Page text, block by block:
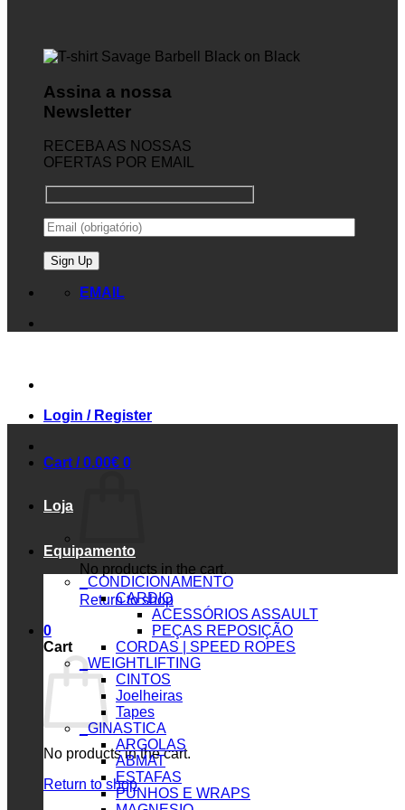
Assina a nossa
Newsletter
RECEBA AS NOSSAS
OFERTAS POR EMAIL
EMAIL
Login / Register
Cart /0.00€ 0
No products in the cart.
Return to shop
0
Cart
No products in the cart.
Return to shop
Loja
Equipamento
_CONDICIONAMENTO
CARDIO
ACESSÓRIOS ASSAULT
PEÇAS REPOSIÇÃO
CORDAS | SPEED ROPES
_WEIGHTLIFTING
CINTOS
Joelheiras
Tapes
_GINASTICA
ARGOLAS
ABMAT
ESTAFAS
PUNHOS E WRAPS